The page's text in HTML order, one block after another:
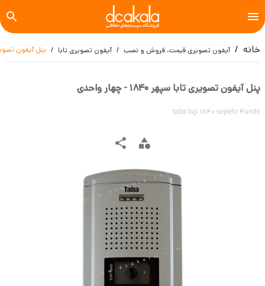
خانه آیفون تصویری قیمت، فروش و نصب آیفون تصویری تابا پنل آیفون تصویری تابا
پنل آیفون تصویری تابا سپهر 1840 - چهار واحدی
taba tvp 1840 sepehr 4units